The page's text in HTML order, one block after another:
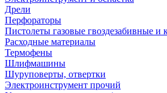
Дрели
Перфораторы
Пистолеты газовые гвоздезабивные
Расходные материалы
Термофены
Шлифмашины
Шуруповерты, отвертки
Электроинструмент прочий